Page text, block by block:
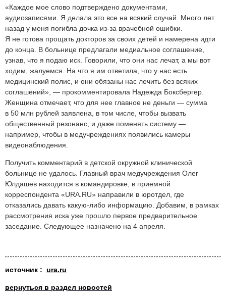
«Каждое мое слово подтверждено документами,
аудиозаписями. Я делала это все на всякий случай. Много лет
назад у меня погибла дочка из-за врачебной ошибки.
Я не готова прощать докторов за своих детей и намерена идти
до конца. В больнице предлагали медиальное соглашение,
узнав, что я подаю иск. Говорили, что они нас лечат, а мы вот
ходим, жалуемся. На что я им ответила, что у нас есть
медицинский полис, и они обязаны нас лечить без всяких
соглашений», — прокомментировала Надежда Боксбергер.
Женщина отмечает, что для нее главное не деньги — сумма
в 50 млн рублей заявлена, в том числе, чтобы вызвать
общественный резонанс, и даже поменять систему —
например, чтобы в медучреждениях появились камеры
видеонаблюдения.
Получить комментарий в детской окружной клинической
больнице не удалось. Главный врач медучреждения Олег
Юлдашев находится в командировке, в приемной
корреспондента «URA.RU» направили в юротдел, где
отказались давать какую-либо информацию. Добавим, в рамках
рассмотрения иска уже прошло первое предварительное
заседание. Следующее назначено на 4 апреля.
источник : ura.ru
вернуться в раздел новостей